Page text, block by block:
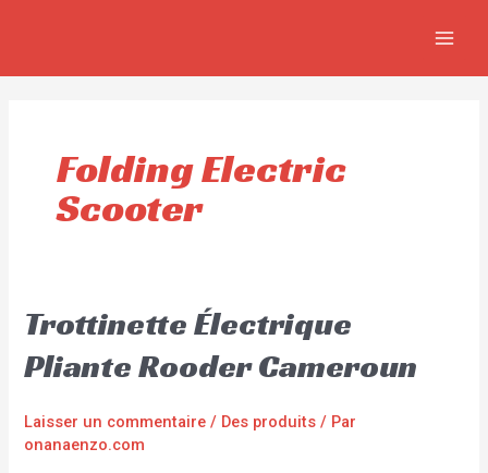
Folding Electric
Scooter
Trottinette Électrique
Pliante Rooder Cameroun
Laisser un commentaire / Des produits / Par
onanaenzo.com